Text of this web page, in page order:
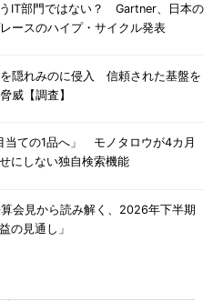
IT部門ではない？ Gartner、日本の
ースのハイプ・サイクル発表
を隠れみのに侵入 信頼された基盤を
威【調査】
当ての1品へ」 モノタロウが4カ月
にしない独自検索機能
会見から読み解く、2026年下半期
の見通し」